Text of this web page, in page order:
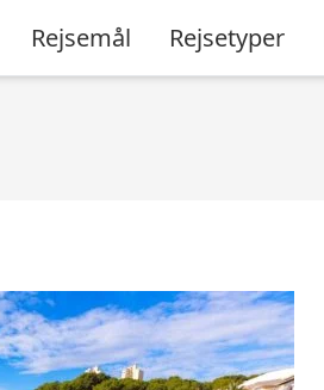
Rejsemål Rejsetyper